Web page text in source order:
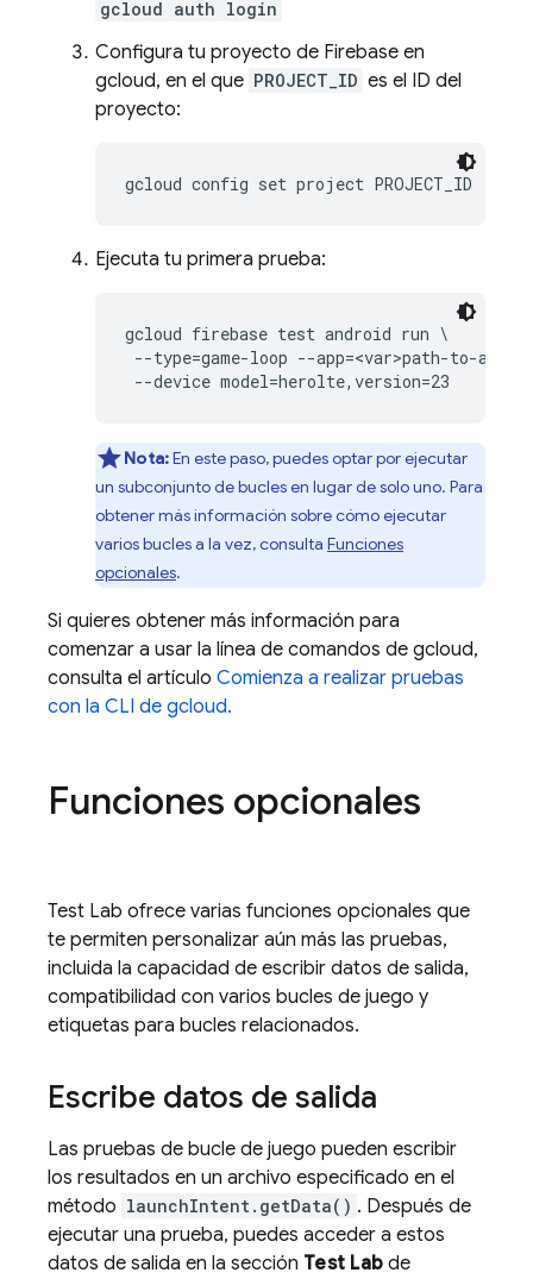
gcloud auth login
Configura tu proyecto de Firebase en
gcloud, en el que PROJECT_ID es el ID del
proyecto:
Ejecuta tu primera prueba:
gcloud firebase test android run \
--type=game-loop --app=<var>path-to-
Nota:En este paso, puedes optar por ejecutar
un subconjunto de bucles en lugar de solo uno. Para
obtener más información sobre cómo ejecutar
varios bucles a la vez, consulta Funciones
opcionales.
Si quieres obtener más información para
comenzar a usar la línea de comandos de gcloud,
consulta el artículo Comienza a realizar pruebas
con la CLI de gcloud.
Funciones opcionales
Test Lab ofrece varias funciones opcionales que
te permiten personalizar aún más las pruebas,
incluida la capacidad de escribir datos de salida,
compatibilidad con varios bucles de juego y
etiquetas para bucles relacionados.
Escribe datos de salida
Las pruebas de bucle de juego pueden escribir
los resultados en un archivo especificado en el
método launchIntent.getData() . Después de
ejecutar una prueba, puedes acceder a estos
datos de salida en la sección Test Lab de